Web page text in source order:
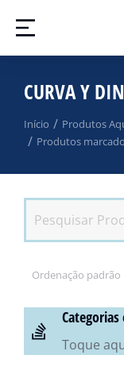
CURVA Y DIN
Você está aqui:
Início
Produtos
Produtos
Toque